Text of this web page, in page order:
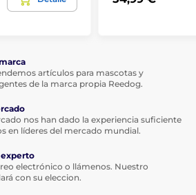
XS (32 x 38 x 38 cm), razas de
altura del perro hasta 30 cm -
Chihuahua, Teckel miniatura
(38 x 44 x 45 cm), razas
del perro hasta 35 cm
artículos para mascotas y
de la marca propia Reedog.
nos han dado la experiencia suficiente
en líderes del mercado mundial.
electrónico o llámenos. Nuestro
con su eleccion.